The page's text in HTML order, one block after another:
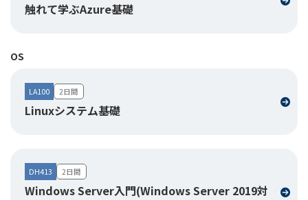
触れて学ぶAzure基礎
OS
LA100
Linuxシステム基礎
2日間
DH413
Windows Server入門(Windows Server 2019対
2日間